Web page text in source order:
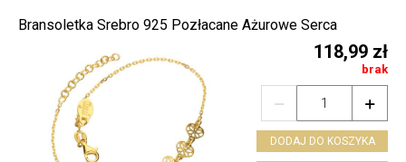
Bransoletka Srebro 925 Pozłacane Ażurowe Serca
118,99 zł
brak


DODAJ DO KOSZYKA